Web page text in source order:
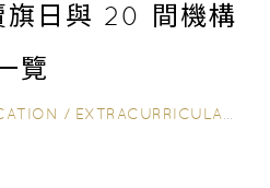
旗日與 20 間機構
覽
/ EXTRACURRICULAR ACTIVITIES